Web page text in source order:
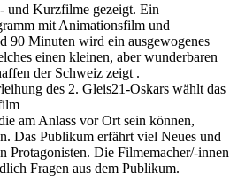
und Kurzfilme gezeigt. Ein
mit Animationsfilm und
90 Minuten wird ein ausgewogenes
einen kleinen, aber wunderbaren
der Schweiz zeigt .
des 2. Gleis21-Oskars wählt das
am Anlass vor Ort sein können,
Das Publikum erfährt viel Neues und
Protagonisten. Die Filmemacher/-innen
Fragen aus dem Publikum.